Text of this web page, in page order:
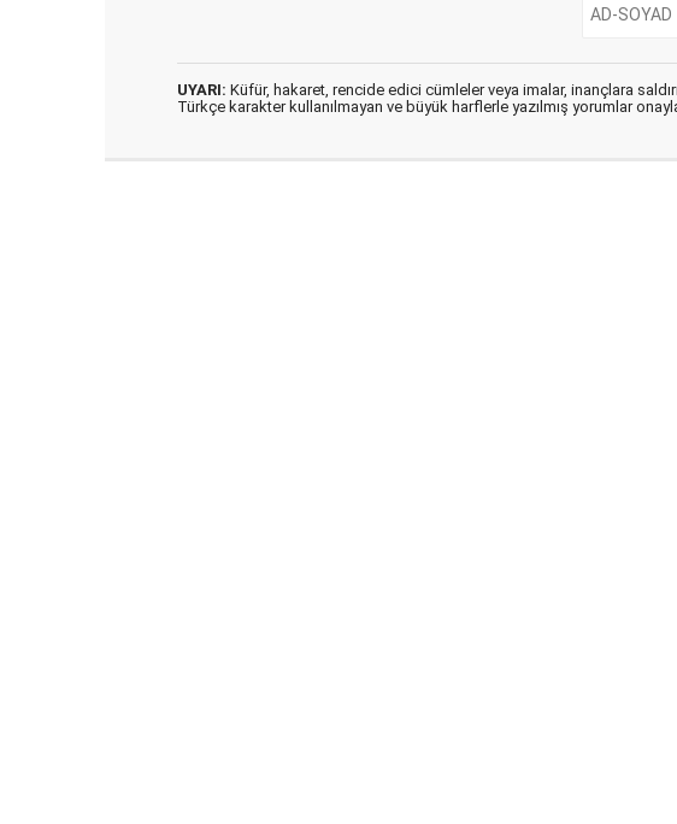
UYARI: Küfür, hakaret, rencide edici cümleler veya imalar, inançlara
Türkçe karakter kullanılmayan ve büyük harflerle yazılmış yorumlar